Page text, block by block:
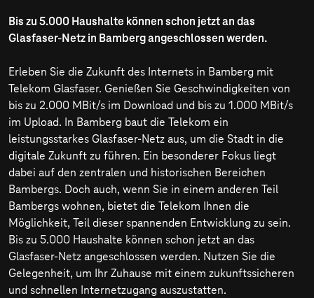
Bis zu 5.000 Haushalte können schon jetzt an das
Glasfaser-Netz in Bamberg angeschlossen werden.
Erleben Sie die Zukunft des Internets in Bamberg mit
Telekom Glasfaser. Genießen Sie Geschwindigkeiten von
bis zu 2.000 MBit/s im Download und bis zu 1.000 MBit/s
im Upload. In Bamberg baut die Telekom ein
leistungsstarkes Glasfaser-Netz aus, um die Stadt in die
digitale Zukunft zu führen. Ein besonderer Fokus liegt
dabei auf den zentralen und historischen Bereichen
Bambergs. Doch auch, wenn Sie in einem anderen Teil
Bambergs wohnen, bietet die Telekom Ihnen die
Möglichkeit, Teil dieser spannenden Entwicklung zu sein.
Bis zu 5.000 Haushalte können schon jetzt an das
Glasfaser-Netz angeschlossen werden. Nutzen Sie die
Gelegenheit, um Ihr Zuhause mit einem zukunftssicheren
und schnellen Internetzugang auszustatten.